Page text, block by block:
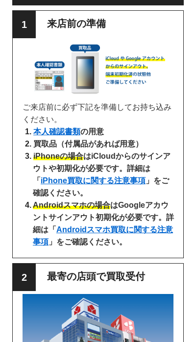
来店前の準備
ご来店前に必ず下記を準備してお持ち込み
ください。
本人確認書類の用意
買取品（付属品があれば用意）
iPhoneの場合はiCloudからのサインア
ウトや初期化が必要です。詳細は
「 iPhone買取に関する注意事項 」をご
確認ください。
Androidスマホの場合はGoogleアカウ
ントサインアウト初期化が必要です。詳
細は「 Androidスマホ買取に関する注意
事項 」をご確認ください。
最寄の店頭で買取受付